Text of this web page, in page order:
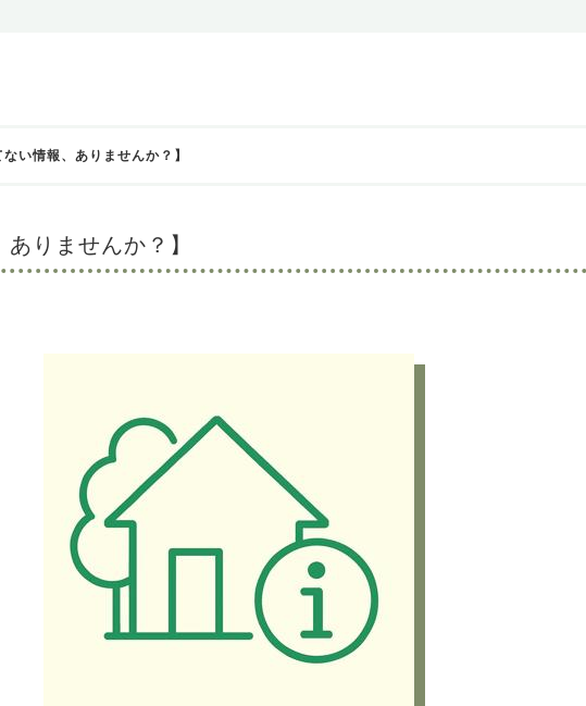
い情報、ありませんか？】
りませんか？】